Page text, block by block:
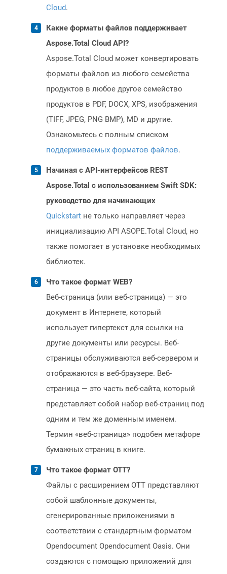
Cloud.
Какие форматы файлов поддерживает
Aspose.Total Cloud API?
Aspose.Total Cloud может конвертировать
форматы файлов из любого семейства
продуктов в любое другое семейство
продуктов в PDF, DOCX, XPS, изображения
(TIFF, JPEG, PNG BMP), MD и другие.
Ознакомьтесь с полным списком
поддерживаемых форматов файлов.
Начиная с API-интерфейсов REST
Aspose.Total с использованием Swift SDK:
руководство для начинающих
Quickstart не только направляет через
инициализацию API ASOPE.Total Cloud, но
также помогает в установке необходимых
библиотек.
Что такое формат WEB?
Веб-страница (или веб-страница) — это
документ в Интернете, который
использует гипертекст для ссылки на
другие документы или ресурсы. Веб-
страницы обслуживаются веб-сервером и
отображаются в веб-браузере. Веб-
страница — это часть веб-сайта, который
представляет собой набор веб-страниц под
одним и тем же доменным именем.
Термин «веб-страница» подобен метафоре
бумажных страниц в книге.
Что такое формат OTT?
Файлы с расширением OTT представляют
собой шаблонные документы,
сгенерированные приложениями в
соответствии с стандартным форматом
Opendocument Opendocument Oasis. Они
создаются с помощью приложений для